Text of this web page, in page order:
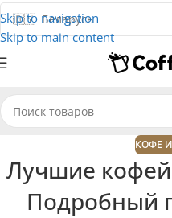
Skip to navigation
Skip to main content
КОФЕ
Лучшие
Подробный